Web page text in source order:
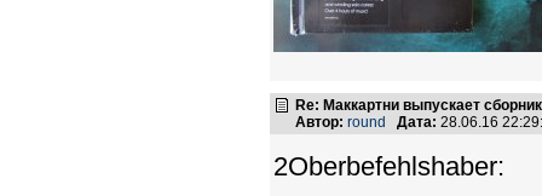
Re: Маккартни выпускает
Автор: round Дата: 28.06.16
2Oberbefehlshaber: